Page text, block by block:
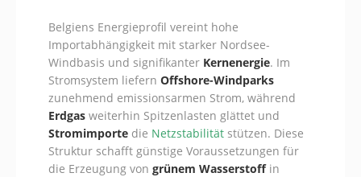
Belgiens Energieprofil vereint hohe
Importabhängigkeit mit starker Nordsee-
Windbasis und signifikanter Kernenergie. Im
Stromsystem liefern Offshore-Windparks
zunehmend emissionsarmen Strom, während
Erdgas weiterhin Spitzenlasten glättet und
Stromimporte die Netzstabilität stützen. Diese
Struktur schafft günstige Voraussetzungen für
die Erzeugung von grünem Wasserstoffin